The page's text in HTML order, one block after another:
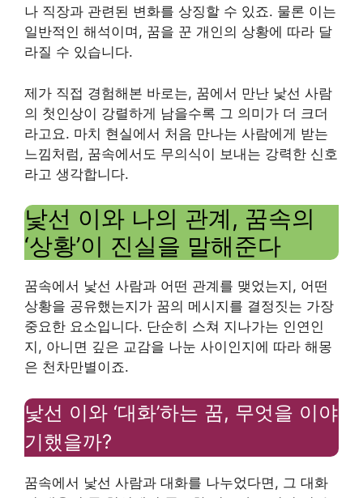
나 직장과 관련된 변화를 상징할 수 있죠. 물론 이는
일반적인 해석이며, 꿈을 꾼 개인의 상황에 따라 달
라질 수 있습니다.
제가 직접 경험해본 바로는, 꿈에서 만난 낯선 사람
의 첫인상이 강렬하게 남을수록 그 의미가 더 크더
라고요. 마치 현실에서 처음 만나는 사람에게 받는
느낌처럼, 꿈속에서도 무의식이 보내는 강력한 신호
라고 생각합니다.
낯선 이와 나의 관계, 꿈속의
‘상황’이 진실을 말해준다
꿈속에서 낯선 사람과 어떤 관계를 맺었는지, 어떤
상황을 공유했는지가 꿈의 메시지를 결정짓는 가장
중요한 요소입니다. 단순히 스쳐 지나가는 인연인
지, 아니면 깊은 교감을 나눈 사이인지에 따라 해몽
은 천차만별이죠.
낯선 이와 ‘대화’하는 꿈, 무엇을 이야
기했을까?
꿈속에서 낯선 사람과 대화를 나누었다면, 그 대화